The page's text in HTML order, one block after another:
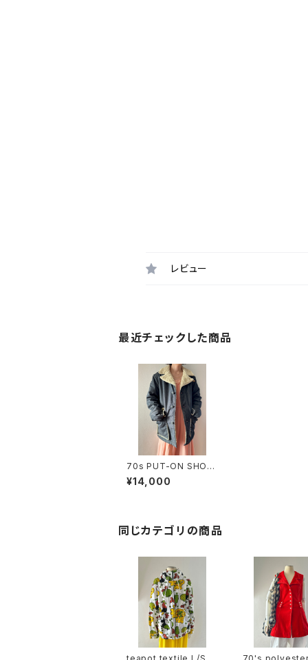
レビュー
最近チェックした商品
70s PUT-ON SHOP
Sears denim boa bl
ouson
¥14,000
同じカテゴリの商品